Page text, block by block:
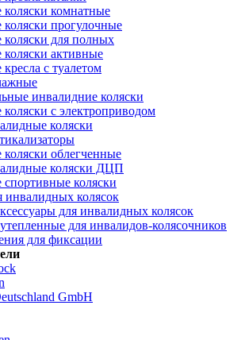
комнатные
прогулочные
для полных
активные
с туалетом
инвалидние коляски
с электроприводом
коляски
облегченные
коляски ДЦП
коляски
инвалидных колясок
для инвалидных колясок
для инвалидов-колясочников
для фиксации
GmbH